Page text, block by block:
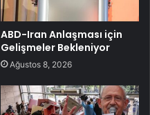
ABD-Iran Anlaşması için
Gelişmeler Bekleniyor
Ağustos 8, 2026